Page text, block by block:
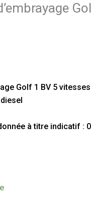
Golf 1 BV 5 vitesses
à titre indicatif :